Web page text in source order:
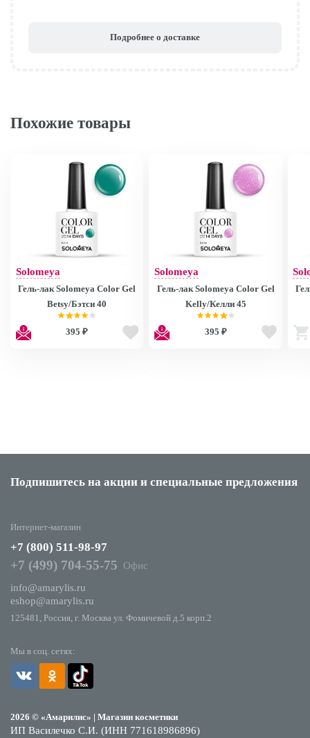
Подробнее о доставке
Похожие товары
Solomeya
Гель-лак Solomeya Color Gel
Betsy/Бэтси 40
395 ₽
Solomeya
Гель-лак Solomeya Color Gel
Kelly/Келли 45
395 ₽
Подпишитесь на акции и специальные предложения
Мы в соц. сетях:
2026 © «Амарилис» | Магазин косметики
ИП Василечко С.И. (ИНН 771618986896)
Интернет-магазин
+7 (800) 511-98-97
+7 (499) 704-55-75
Офис
info@amarylis.ru
eshop@amarylis.ru
125481, Россия, г. Москва ул. Фомичевой д.5 корп.2